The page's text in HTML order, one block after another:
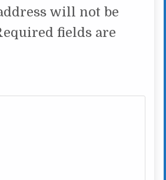
will not be
fields are